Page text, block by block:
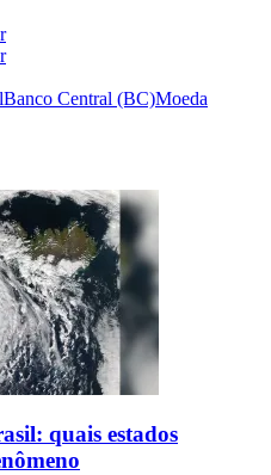
Banco Central (BC)Moeda
quais estados